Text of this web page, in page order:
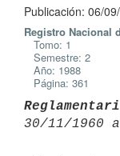
Publicación: 06/
Registro Nacional
Tomo: 1
Semestre: 2
Año: 1988
Página: 361
30/11/1960